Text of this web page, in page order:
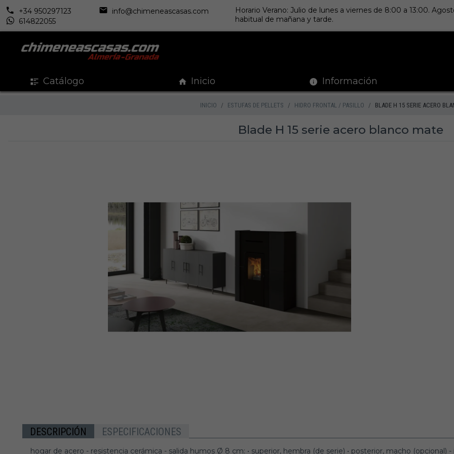
+34 950297123
info@chimeneascasas.com
614822055
Horario Verano: Julio de lunes a viernes de 8:00 a 13:00.
habitual de mañana y tarde.
Catálogo Inicio Información
INICIO ESTUFAS DE PELLETS HIDRO FRONTAL / PASILLO BLADE H 15 SERIE ACERO
Blade H 15 serie acero blanco mate
DESCRIPCIÓN ESPECIFICACIONES
hogar de acero - resistencia cerámica - salida humos Ø 8 cm: • superior, hembra (de serie) • posterior, macho (opcional)